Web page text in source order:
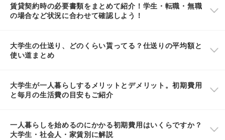
賃貸契約時の必要書類をまとめて紹介！学生・転職・無職
の場合など状況に合わせて確認しよう！
大学生の仕送り、どのくらい貰ってる？仕送りの平均額と
使い道まとめ
大学生が一人暮らしするメリットとデメリット。初期費用
と毎月の生活費の目安もご紹介
一人暮らしを始めるのにかかる初期費用はいくらですか？
大学生・社会人・家賃別に解説